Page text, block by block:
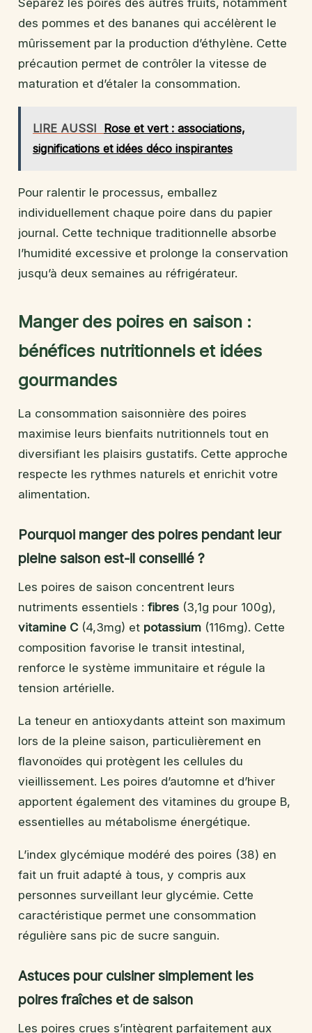
des pommes et des bananes qui accélèrent le
mûrissement par la production d’éthylène. Cette
précaution permet de contrôler la vitesse de
maturation et d’étaler la consommation.
LIRE AUSSI Rose et vert : associations,
significations et idées déco inspirantes
Pour ralentir le processus, emballez
individuellement chaque poire dans du papier
journal. Cette technique traditionnelle absorbe
l’humidité excessive et prolonge la conservation
jusqu’à deux semaines au réfrigérateur.
Manger des poires en saison :
bénéfices nutritionnels et idées
gourmandes
La consommation saisonnière des poires
maximise leurs bienfaits nutritionnels tout en
diversifiant les plaisirs gustatifs. Cette approche
respecte les rythmes naturels et enrichit votre
alimentation.
Pourquoi manger des poires pendant leur
pleine saison est-il conseillé ?
Les poires de saison concentrent leurs
nutriments essentiels : fibres (3,1g pour 100g),
vitamine C (4,3mg) et potassium (116mg). Cette
composition favorise le transit intestinal,
renforce le système immunitaire et régule la
tension artérielle.
La teneur en antioxydants atteint son maximum
lors de la pleine saison, particulièrement en
flavonoïdes qui protègent les cellules du
vieillissement. Les poires d’automne et d’hiver
apportent également des vitamines du groupe B,
essentielles au métabolisme énergétique.
L’index glycémique modéré des poires (38) en
fait un fruit adapté à tous, y compris aux
personnes surveillant leur glycémie. Cette
caractéristique permet une consommation
régulière sans pic de sucre sanguin.
Astuces pour cuisiner simplement les
poires fraîches et de saison
Les poires crues s’intègrent parfaitement aux